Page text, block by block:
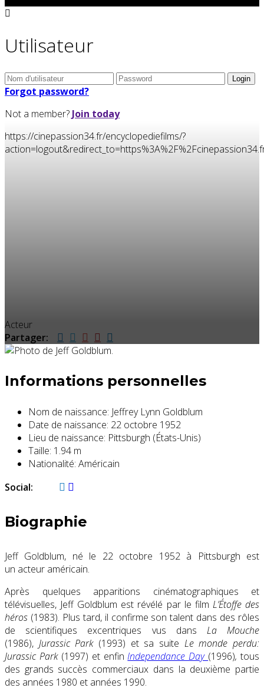
Utilisateur
Forgot password?
Not a member? Join today
https://cinepassion34.fr/encyclopediefilms/?
Acteur
Partager:
Informations personnelles
Nom de naissance: Jeffrey Lynn Goldblum
Date de naissance: 22 octobre 1952
Lieu de naissance: Pittsburgh (États-Unis)
Taille: 1.94 m
Nationalité: Américain
Social:
Biographie
Jeff Goldblum, né le 22 octobre 1952à Pittsburgh est
un acteur américain.
Après quelques apparitions cinématographiques et
télévisuelles, Jeff Goldblum est révélé par le film L’Étoffe des
héros (1983). Plus tard, il confirme son talent dans des rôles
de scientifiques excentriques vus dans La Mouche
(1986), Jurassic Park (1993) et sa suite Le monde perdu:
Jurassic Park (1997) et enfinIndependance Day (1996), tous
des grands succès commerciaux dans la deuxième partie
des années 1980 et années 1990.